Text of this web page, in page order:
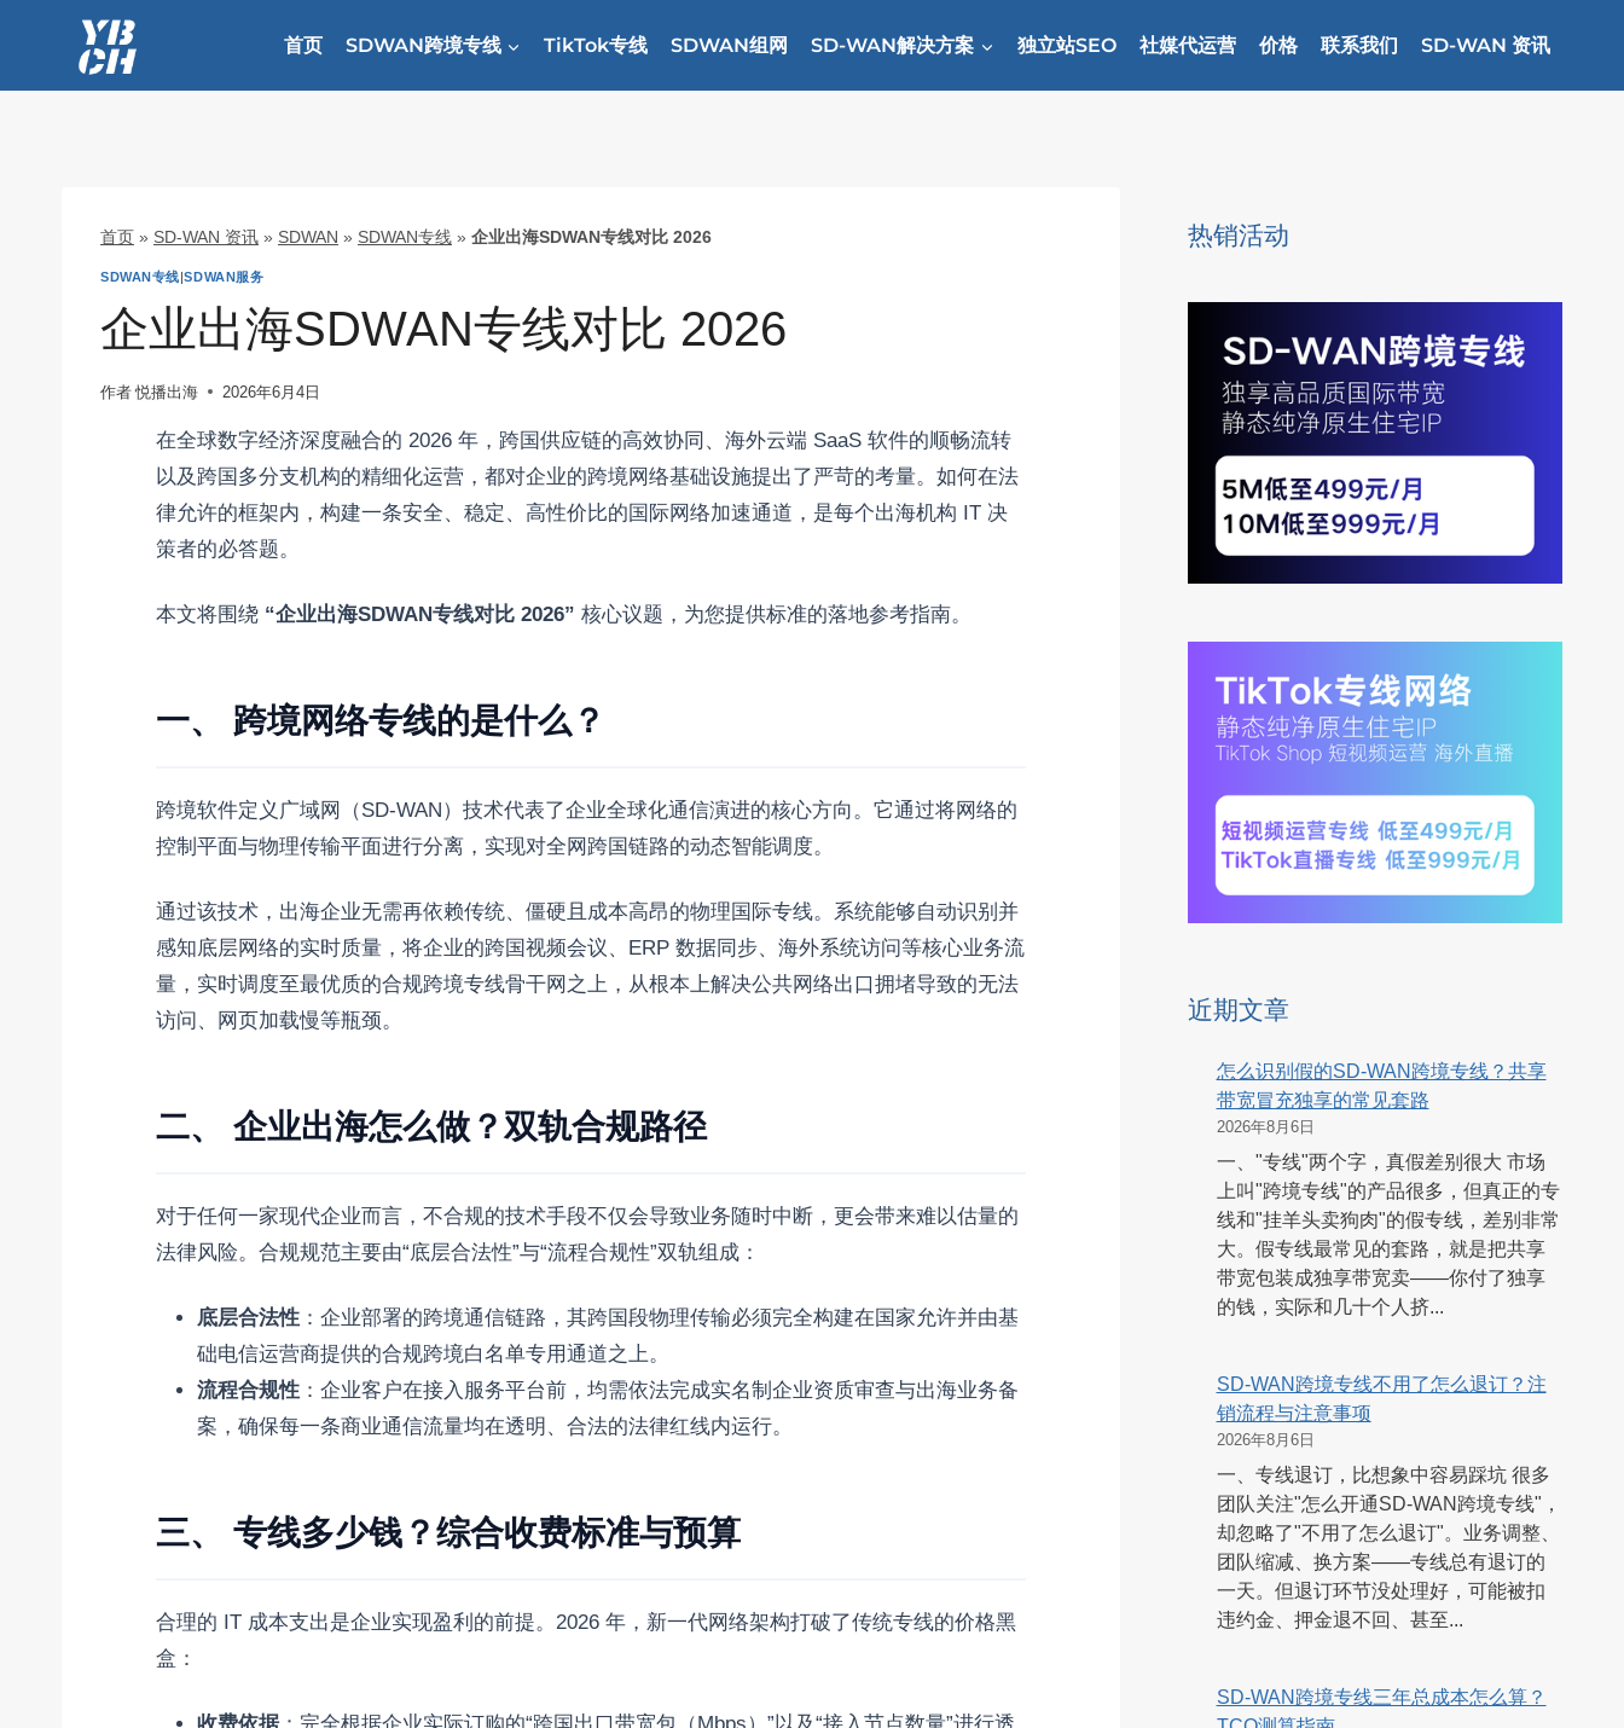
首页 SDWAN跨境专线 TikTok专线 SDWAN组网 SD-WAN解决方案 独立站SEO 社媒代运营 价格 联系我们 SD-WAN 资讯
首页 » SD-WAN 资讯 » SDWAN » SDWAN专线 » 企业出海SDWAN专线对比 2026
SDWAN专线|SDWAN服务
企业出海SDWAN专线对比 2026
作者 悦播出海 2026年6月4日
在全球数字经济深度融合的 2026 年，跨国供应链的高效协同、海外云端 SaaS 软件的顺畅流转
以及跨国多分支机构的精细化运营，都对企业的跨境网络基础设施提出了严苛的考量。如何在法
律允许的框架内，构建一条安全、稳定、高性价比的国际网络加速通道，是每个出海机构 IT 决
策者的必答题。
本文将围绕 “企业出海SDWAN专线对比 2026” 核心议题，为您提供标准的落地参考指南。
一、 跨境网络专线的是什么？
跨境软件定义广域网（SD-WAN）技术代表了企业全球化通信演进的核心方向。它通过将网络的
控制平面与物理传输平面进行分离，实现对全网跨国链路的动态智能调度。
通过该技术，出海企业无需再依赖传统、僵硬且成本高昂的物理国际专线。系统能够自动识别并
感知底层网络的实时质量，将企业的跨国视频会议、ERP 数据同步、海外系统访问等核心业务流
量，实时调度至最优质的合规跨境专线骨干网之上，从根本上解决公共网络出口拥堵导致的无法
访问、网页加载慢等瓶颈。
二、 企业出海怎么做？双轨合规路径
对于任何一家现代企业而言，不合规的技术手段不仅会导致业务随时中断，更会带来难以估量的
法律风险。合规规范主要由“底层合法性”与“流程合规性”双轨组成：
底层合法性：企业部署的跨境通信链路，其跨国段物理传输必须完全构建在国家允许并由基
础电信运营商提供的合规跨境白名单专用通道之上。
流程合规性：企业客户在接入服务平台前，均需依法完成实名制企业资质审查与出海业务备
案，确保每一条商业通信流量均在透明、合法的法律红线内运行。
三、 专线多少钱？综合收费标准与预算
合理的 IT 成本支出是企业实现盈利的前提。2026 年，新一代网络架构打破了传统专线的价格黑
盒：
热销活动
近期文章
怎么识别假的SD-WAN跨境专线？共享
带宽冒充独享的常见套路
2026年8月6日
一、"专线"两个字，真假差别很大 市场
上叫"跨境专线"的产品很多，但真正的专
线和"挂羊头卖狗肉"的假专线，差别非常
大。假专线最常见的套路，就是把共享
带宽包装成独享带宽卖——你付了独享
的钱，实际和几十个人挤...
SD-WAN跨境专线不用了怎么退订？注
销流程与注意事项
2026年8月6日
一、专线退订，比想象中容易踩坑 很多
团队关注"怎么开通SD-WAN跨境专线"，
却忽略了"不用了怎么退订"。业务调整、
团队缩减、换方案——专线总有退订的
一天。但退订环节没处理好，可能被扣
违约金、押金退不回、甚至...
SD-WAN跨境专线三年总成本怎么算？